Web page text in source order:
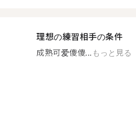
理想の練習相手の条件
成熟可爱傻傻... もっと見る